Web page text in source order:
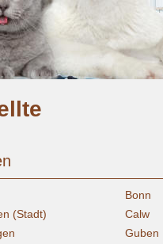
Bonn
(Stadt)
Calw
Guben